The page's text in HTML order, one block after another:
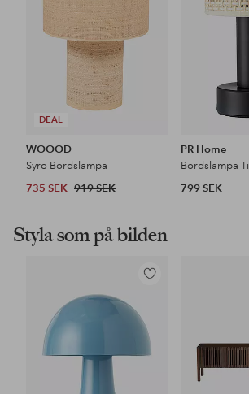
DEAL
WOOOD
Syro Bordslampa
735 SEK 919 SEK
PR Home
Bordslampa
799 SEK
Styla som på bilden
Lägg
i
favoriter